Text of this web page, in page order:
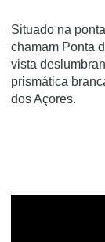
Situado na
chamam Ponta
vista
prismática
dos Açores.